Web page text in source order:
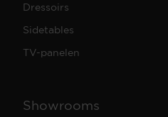
Dressoirs
Sidetables
TV-panelen
Showrooms